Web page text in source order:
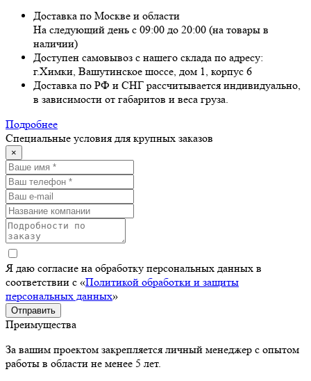
Доставка по Москве и области
На следующий день с 09:00 до 20:00 (на товары в
наличии)
Доступен самовывоз с нашего склада по адресу:
г.Химки, Вашутинское шоссе, дом 1, корпус 6
Доставка по РФ и СНГ рассчитывается индивидуально,
в зависимости от габаритов и веса груза.
Подробнее
Специальные условия для крупных заказов
×
Я даю согласие на обработку персональных данных в
соответствии с «Политикой обработки и защиты
персональных данных»
Отправить
Преимущества
За вашим проектом закрепляется личный менеджер с опытом
работы в области не менее 5 лет.